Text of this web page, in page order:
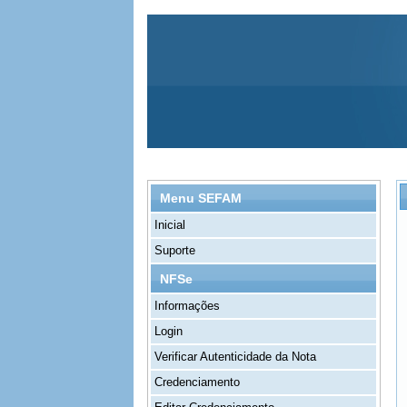
Menu SEFAM
Inicial
Suporte
NFSe
Informações
Login
Verificar Autenticidade da Nota
Credenciamento